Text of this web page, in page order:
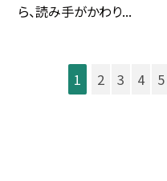
ら、読み手がかわり...
1 2 3 4 5